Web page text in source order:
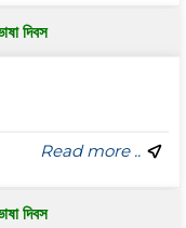
দিবস
Read more ..
দিবস